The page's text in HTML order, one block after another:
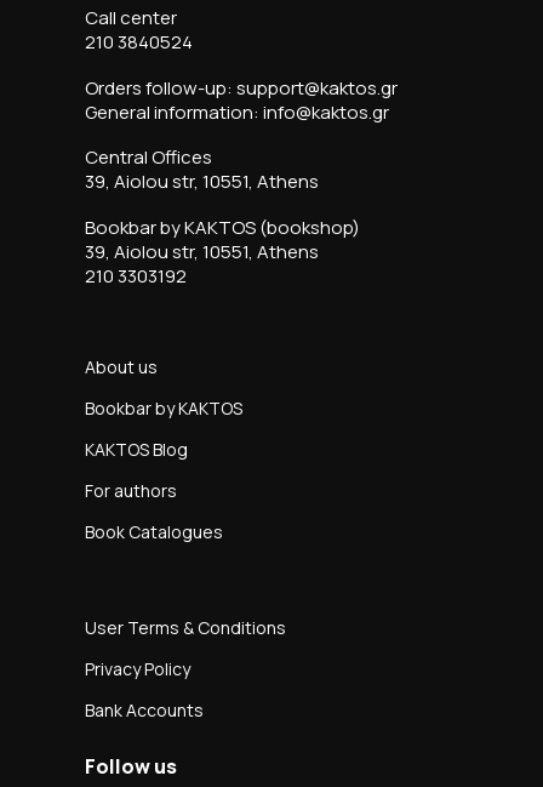
Call center
210 3840524
Orders follow-up: support@kaktos.gr
General information: info@kaktos.gr
Central Offices
39, Aiolou str, 10551, Athens
Bookbar by KAKTOS (bookshop)
39, Aiolou str, 10551, Athens
210 3303192
About us
Bookbar by KAKTOS
KAKTOS Blog
For authors
Book Catalogues
User Terms & Conditions
Privacy Policy
Bank Accounts
Follow us